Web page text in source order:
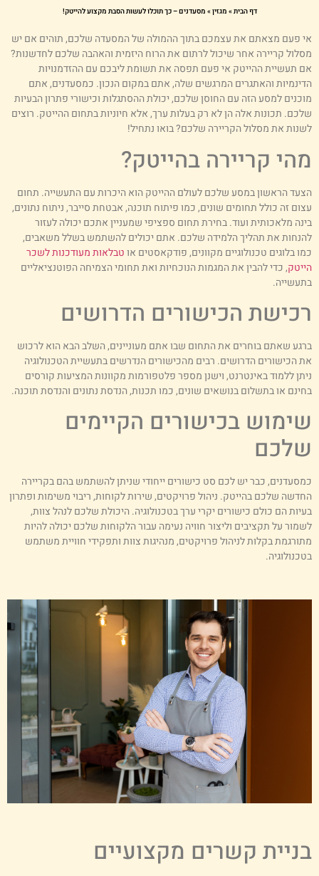
דף הבית»מגזין»מסעדנים – כך תוכלו לעשות הסבת מקצוע להייטק!
פעם מצאתם את עצמכם בתוך ההמולה של המסעדה שלכם, תוהים אם יש
קריירה אחר שיכול לרתום את הרוח היזמית והאהבה שלכם לחדשנות?
תעשיית ההייטק אי פעם תפסה את תשומת ליבכם עם ההזדמנויות
והאתגרים המרגשים שלה, אתם במקום הנכון. כמסעדנים, אתם
למסע הזה עם החוסן שלכם, יכולת ההסתגלות וכישורי פתרון הבעיות
תכונות אלה הן לא רק בעלות ערך, אלא חיוניות בתחום ההייטק. רוצים
את מסלול הקריירה שלכם? בואו נתחיל!
קריירה בהייטק?
הראשון במסע שלכם לעולם ההייטק הוא היכרות עם התעשייה. תחום
זה כולל תחומים שונים, כמו פיתוח תוכנה, אבטחת סייבר, ניתוח נתונים,
מלאכותית ועוד. בחירת תחום ספציפי שמעניין אתכם יכולה לעזור
את תהליך הלמידה שלכם. אתם יכולים להשתמש בשלל משאבים,
בלוגים טכנולוגיים מקוונים, פודקאסטים או טבלאות מעודכנות לשכר
, כדי להבין את המגמות הנוכחיות ואת תחומי הצמיחה הפוטנציאליים
הכישורים הדרושים
שאתם בוחרים את התחום שבו אתם מעוניינים, השלב הבא הוא לרכוש
הכישורים הדרושים. רבים מהכישורים הנדרשים בתעשיית הטכנולוגיה
ללמוד באינטרנט, וישנן מספר פלטפורמות מקוונות המציעות קורסים
או בתשלום בנושאים שונים, כמו תכנות, הנדסת נתונים והנדסת תוכנה.
בכישורים הקיימים
כבר יש לכם סט כישורים ייחודי שניתן להשתמש בהם בקריירה
שלכם בהייטק. ניהול פרויקטים, שירות לקוחות, ריבוי משימות ופתרון
הם כולם כישורים יקרי ערך בטכנולוגיה. היכולת שלכם לנהל צוות,
על תקציבים וליצור חוויה נעימה עבור הלקוחות שלכם יכולה להיות
בקלות לניהול פרויקטים, מנהיגות צוות ותפקידי חוויית משתמש
קשרים מקצועיים